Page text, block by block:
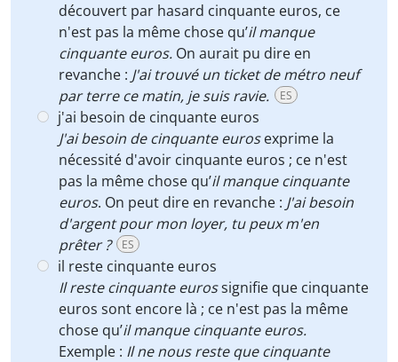
découvert par hasard cinquante euros, ce
n'est pas la même chose qu’il manque
cinquante euros. On aurait pu dire en
revanche : J'ai trouvé un ticket de métro neuf
par terre ce matin, je suis ravie.
ES
j'ai besoin de cinquante euros
J'ai besoin de cinquante eurosexprime la
nécessité d'avoir cinquante euros ; ce n'est
pas la même chose qu’il manque cinquante
euros. On peut dire en revanche : J'ai besoin
d'argent pour mon loyer, tu peux m'en
prêter ?
ES
il reste cinquante euros
Il reste cinquante eurossignifie que cinquante
euros sont encore là ; ce n'est pas la même
chose qu’il manque cinquante euros.
Exemple : Il ne nous reste que cinquante